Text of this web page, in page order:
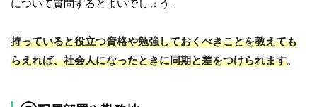
について質問するとよいでしょう。
持っていると役立つ資格や勉強しておくべきことを教えても
らえれば、社会人になったときに同期と差をつけられます。